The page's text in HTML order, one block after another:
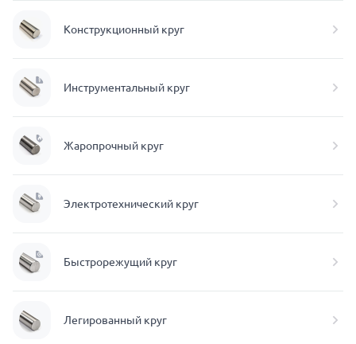
Конструкционный круг
Инструментальный круг
Жаропрочный круг
Электротехнический круг
Быстрорежущий круг
Легированный круг